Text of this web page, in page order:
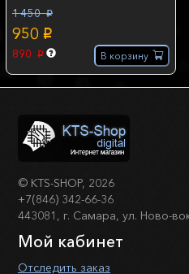
1 450 p
950 p
890 p В корзину
© KTS-SHOP, 2026
+7(846) 342-66-36
443081, г. Самара, ул. Ново-
Мой кабинет
Отследить заказ